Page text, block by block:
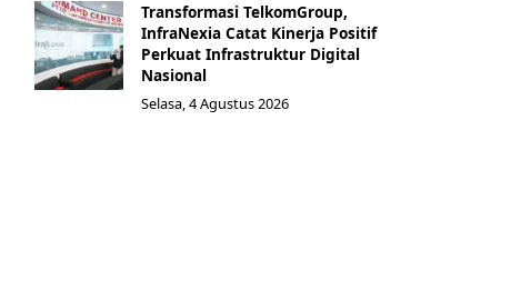
Transformasi TelkomGroup,
InfraNexia Catat Kinerja Positif
Perkuat Infrastruktur Digital
Nasional
Selasa, 4 Agustus 2026